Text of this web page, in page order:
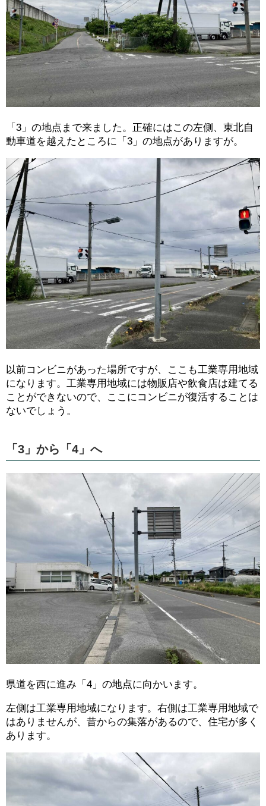
「3」の地点まで来ました。正確にはこの左側、東北自
動車道を越えたところに「3」の地点がありますが。
以前コンビニがあった場所ですが、ここも工業専用地域
になります。工業専用地域には物販店や飲食店は建てる
ことができないので、ここにコンビニが復活することは
ないでしょう。
「3」から「4」へ
県道を西に進み「4」の地点に向かいます。
左側は工業専用地域になります。右側は工業専用地域で
はありませんが、昔からの集落があるので、住宅が多く
あります。